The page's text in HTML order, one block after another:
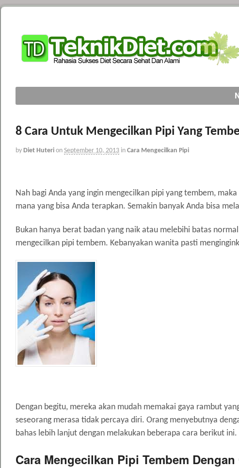
8 Cara Untuk Mengecilkan Pipi Yang
by Diet Huteri on September 10, 2013 in Cara Mengecilkan Pipi
Nah bagi Anda yang ingin mengecilkan pipi yang tembem,
mana yang bisa Anda terapkan. Semakin banyak Anda bisa
Bukan hanya berat badan yang naik atau melebihi batas
mengecilkan pipi tembem. Kebanyakan wanita pasti
Dengan begitu, mereka akan mudah memakai gaya rambut
seseorang merasa tidak percaya diri. Orang menyebutnya
bahas lebih lanjut dengan melakukan beberapa cara berikut ini.
Cara Mengecilkan Pipi Tembem